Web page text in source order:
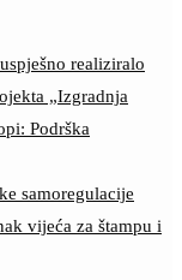
realiziralo
„Izgradnja
Podrška
samoregulacije
vijeća za štampu i